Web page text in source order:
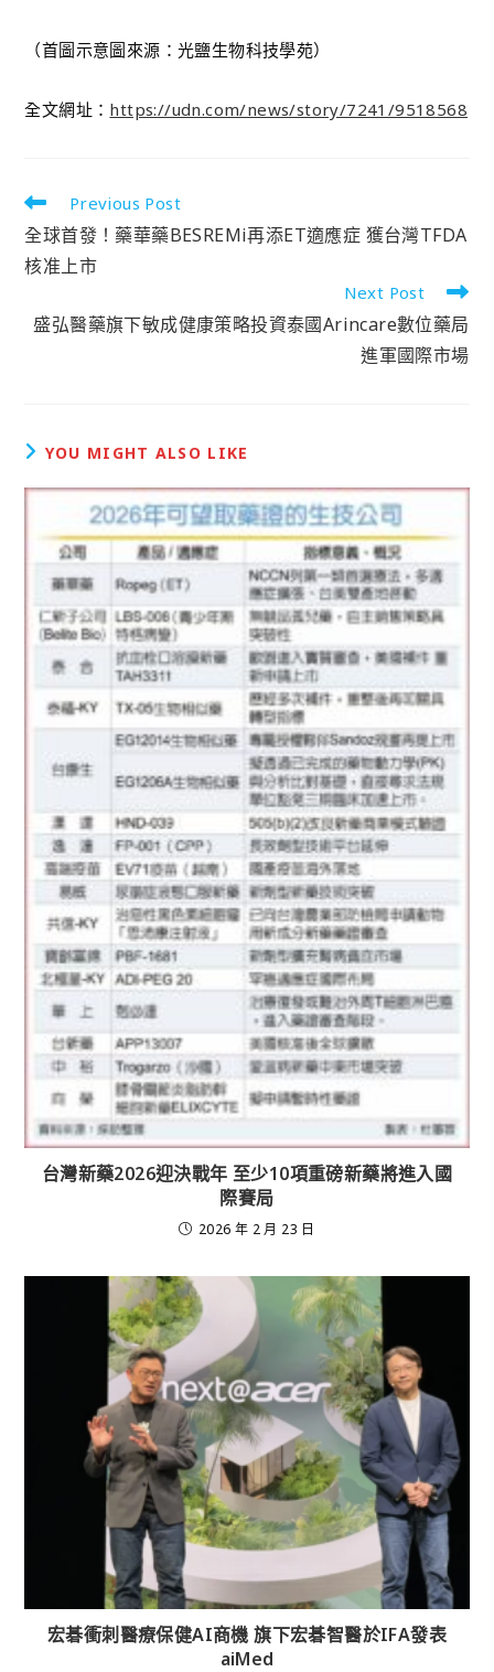
（首圖示意圖來源：光鹽生物科技學苑）
全文網址： https://udn.com/news/story/7241/9518568
Previous Post
全球首發！藥華藥BESREMi再添ET適應症 獲台灣TFDA
核准上市
Next Post
盛弘醫藥旗下敏成健康策略投資泰國Arincare數位藥局
進軍國際市場
YOU MIGHT ALSO LIKE
台灣新藥2026迎決戰年 至少10項重磅新藥將進入國
際賽局
2026 年 2 月 23 日
宏碁衝刺醫療保健AI商機 旗下宏碁智醫於IFA發表
aiMed